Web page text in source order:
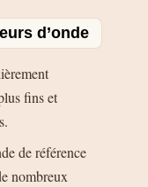
d’onde
fins et
de référence
nombreux